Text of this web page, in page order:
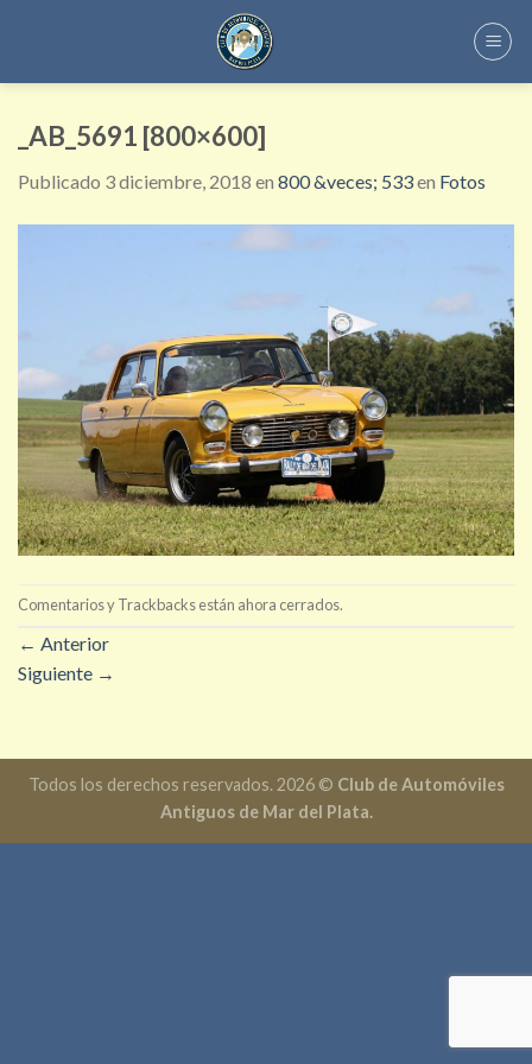
_AB_5691 [800×600]
Publicado 3 diciembre, 2018 en 800 &veces; 533en Fotos
Comentarios y Trackbacks están ahora cerrados.
← Anterior
Siguiente →
Todos los derechos reservados. 2026 © Club de Automóviles
Antiguos de Mar del Plata.